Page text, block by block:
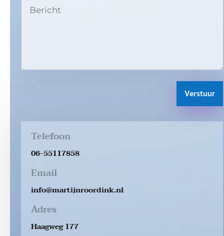
Verstuur
Telefoon
06-55117858
Email
info@martijnroordink.nl
Adres
Haagweg 177